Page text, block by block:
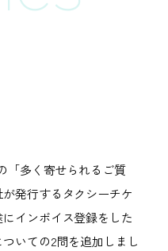
「多く寄せられるご質
発行するタクシーチケ
インボイス登録をした
いての2問を追加しまし